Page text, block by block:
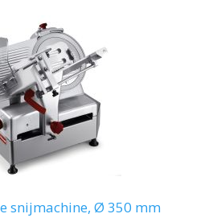
snijmachine, Ø 350 mm